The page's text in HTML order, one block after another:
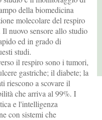
della biomedicina
molecolare del respiro
nuovo sensore allo studio
ed in grado di
studi.
il respiro sono i tumori,
gastriche; il diabete; la
riescono a scovare il
che arriva al 99%. I
e l'intelligenza
con sistemi che